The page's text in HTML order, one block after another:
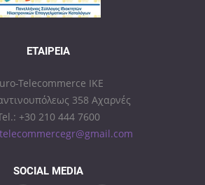
ΕΤΑΙΡΕΊΑ
Telecommerce IKE
358 Αχαρνές
+30 210 444 7600
SOCIAL MEDIA